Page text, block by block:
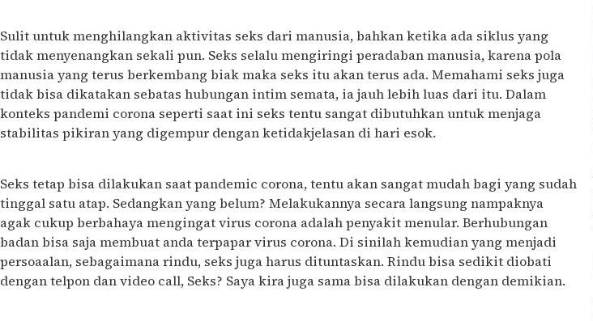
Sulit untuk menghilangkan aktivitas seks dari manusia, bahkan ketika ada siklus yang
tidak menyenangkan sekali pun. Seks selalu mengiringi peradaban manusia, karena pola
manusia yang terus berkembang biak maka seks itu akan terus ada. Memahami seks juga
tidak bisa dikatakan sebatas hubungan intim semata, ia jauh lebih luas dari itu. Dalam
konteks pandemi corona seperti saat ini seks tentu sangat dibutuhkan untuk menjaga
stabilitas pikiran yang digempur dengan ketidakjelasan di hari esok.
Seks tetap bisa dilakukan saat pandemic corona, tentu akan sangat mudah bagi yang sudah
tinggal satu atap. Sedangkan yang belum? Melakukannya secara langsung nampaknya
agak cukup berbahaya mengingat virus corona adalah penyakit menular. Berhubungan
badan bisa saja membuat anda terpapar virus corona. Di sinilah kemudian yang menjadi
persoaalan, sebagaimana rindu, seks juga harus dituntaskan. Rindu bisa sedikit diobati
dengan telpon dan video call, Seks? Saya kira juga sama bisa dilakukan dengan demikian.